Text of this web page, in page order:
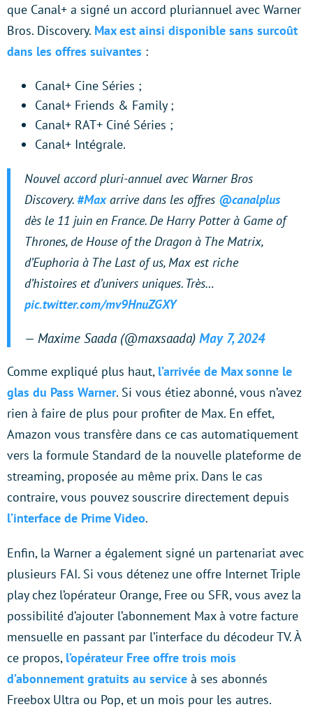
que Canal+ a signé un accord pluriannuel avec Warner
Bros. Discovery. Max est ainsi disponible sans surcoût
dans les offres suivantes :
Canal+ Cine Séries ;
Canal+ Friends & Family ;
Canal+ RAT+ Ciné Séries ;
Canal+ Intégrale.
Nouvel accord pluri-annuel avec Warner Bros
Discovery. #Maxarrive dans les offres @canalplus
dès le 11 juin en France. De Harry Potter à Game of
Thrones, de House of the Dragon à The Matrix,
d’Euphoria à The Last of us, Max est riche
d’histoires et d’univers uniques. Très…
pic.twitter.com/mv9HnuZGXY
— Maxime Saada (@maxsaada) May 7, 2024
Comme expliqué plus haut, l’arrivée de Max sonne le
glas du Pass Warner. Si vous étiez abonné, vous n’avez
rien à faire de plus pour profiter de Max. En effet,
Amazon vous transfère dans ce cas automatiquement
vers la formule Standard de la nouvelle plateforme de
streaming, proposée au même prix. Dans le cas
contraire, vous pouvez souscrire directement depuis
l’interface de Prime Video.
Enfin, la Warner a également signé un partenariat avec
plusieurs FAI. Si vous détenez une offre Internet Triple
play chez l’opérateur Orange, Free ou SFR, vous avez la
possibilité d’ajouter l’abonnement Max à votre facture
mensuelle en passant par l’interface du décodeur TV. À
ce propos, l’opérateur Free offre trois mois
d’abonnement gratuits au service à ses abonnés
Freebox Ultra ou Pop, et un mois pour les autres.